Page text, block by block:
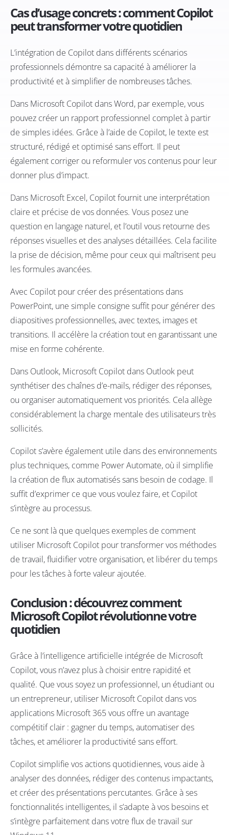
Cas d’usage concrets : comment Copilot
peut transformer votre quotidien
L’intégration de Copilot dans différents scénarios
professionnels démontre sa capacité à améliorer la
productivité et à simplifier de nombreuses tâches.
Dans Microsoft Copilot dans Word, par exemple, vous
pouvez créer un rapport professionnel complet à partir
de simples idées. Grâce à l’aide de Copilot, le texte est
structuré, rédigé et optimisé sans effort. Il peut
également corriger ou reformuler vos contenus pour leur
donner plus d’impact.
Dans Microsoft Excel, Copilot fournit une interprétation
claire et précise de vos données. Vous posez une
question en langage naturel, et l’outil vous retourne des
réponses visuelles et des analyses détaillées. Cela facilite
la prise de décision, même pour ceux qui maîtrisent peu
les formules avancées.
Avec Copilot pour créer des présentations dans
PowerPoint, une simple consigne suffit pour générer des
diapositives professionnelles, avec textes, images et
transitions. Il accélère la création tout en garantissant une
mise en forme cohérente.
Dans Outlook, Microsoft Copilot dans Outlook peut
synthétiser des chaînes d’e-mails, rédiger des réponses,
ou organiser automatiquement vos priorités. Cela allège
considérablement la charge mentale des utilisateurs très
sollicités.
Copilot s’avère également utile dans des environnements
plus techniques, comme Power Automate, où il simplifie
la création de flux automatisés sans besoin de codage. Il
suffit d’exprimer ce que vous voulez faire, et Copilot
s’intègre au processus.
Ce ne sont là que quelques exemples de comment
utiliser Microsoft Copilot pour transformer vos méthodes
de travail, fluidifier votre organisation, et libérer du temps
pour les tâches à forte valeur ajoutée.
Conclusion : découvrez comment
Microsoft Copilot révolutionne votre
quotidien
Grâce à l’intelligence artificielle intégrée de Microsoft
Copilot, vous n’avez plus à choisir entre rapidité et
qualité. Que vous soyez un professionnel, un étudiant ou
un entrepreneur, utiliser Microsoft Copilot dans vos
applications Microsoft 365 vous offre un avantage
compétitif clair : gagner du temps, automatiser des
tâches, et améliorer la productivité sans effort.
Copilot simplifie vos actions quotidiennes, vous aide à
analyser des données, rédiger des contenus impactants,
et créer des présentations percutantes. Grâce à ses
fonctionnalités intelligentes, il s’adapte à vos besoins et
s’intègre parfaitement dans votre flux de travail sur